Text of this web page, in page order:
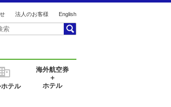
法人のお客様 English
テル
海外航空券
＋
ホテル